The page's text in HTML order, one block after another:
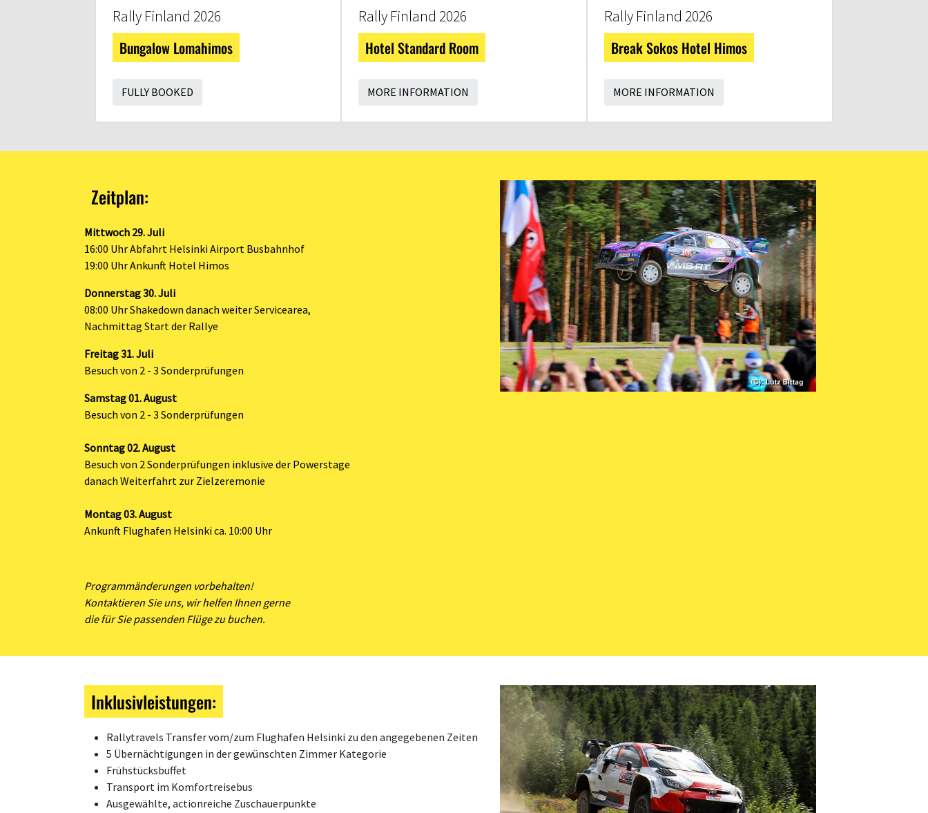
Rally Finland 2026
Bungalow Lomahimos
FULLY BOOKED
Rally Finland 2026
Hotel Standard Room
MORE INFORMATION
Rally Finland 2026
Break Sokos Hotel Himos
MORE INFORMATION
Zeitplan:
Mittwoch 29. Juli
16:00 Uhr Abfahrt Helsinki Airport Busbahnhof
19:00 Uhr Ankunft Hotel Himos
Donnerstag 30. Juli
08:00 Uhr Shakedown danach weiter Servicearea,
Nachmittag Start der Rallye
Freitag 31. Juli
Besuch von 2 - 3 Sonderprüfungen
Samstag 01. August
Besuch von 2 - 3 Sonderprüfungen
Sonntag 02. August
Besuch von 2 Sonderprüfungen inklusive der Powerstage
danach Weiterfahrt zur Zielzeremonie
Montag 03. August
Ankunft Flughafen Helsinki ca. 10:00 Uhr
Programmänderungen vorbehalten!
Kontaktieren Sie uns, wir helfen Ihnen gerne
die für Sie passenden Flüge zu buchen.
Inklusivleistungen:
Rallytravels Transfer vom/zum Flughafen Helsinki zu den angegebenen Zeiten
5 Übernächtigungen in der gewünschten Zimmer Kategorie
Frühstücksbuffet
Transport im Komfortreisebus
Ausgewählte, actionreiche Zuschauerpunkte